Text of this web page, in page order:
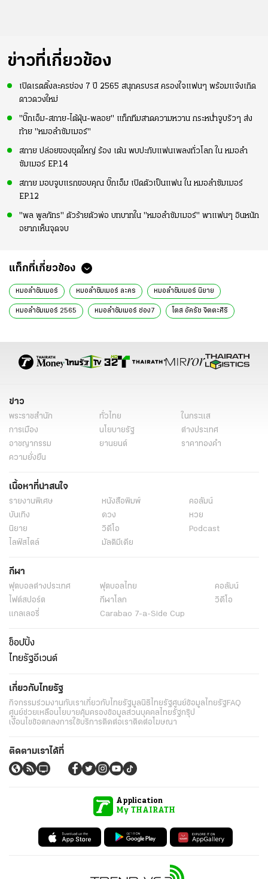
ข่าวที่เกี่ยวข้อง
เปิดเรตติ้งละครช่อง 7 ปี 2565 สนุกครบรส ครองใจแฟนๆ พร้อมแจ้งเกิด
ดาวดวงใหม่
"บิ๊กเอ็ม-สกาย-ไต้ฝุ่น-พลอย" แท็กทีมสาดความหวาน กระหน่ำจูบรัวๆ ส่ง
ท้าย "หมอลำซัมเมอร์"
สกาย ปล่อยของชุดใหญ่ ร้อง เต้น พบปะกับแฟนเพลงทั่วโลก ใน หมอลำ
ซัมเมอร์ EP.14
สกาย มอบจูบแรกขอบคุณ บิ๊กเอ็ม เปิดตัวเป็นแฟน ใน หมอลำซัมเมอร์
EP.12
"พล พูลภัทร" ตัวร้ายตัวพ่อ บทบาทใน "หมอลำซัมเมอร์" พาแฟนๆ อินหนัก
อยากเห็นจุดจบ
แท็กที่เกี่ยวข้อง
หมอลำซัมเมอร์ หมอลำซัมเมอร์ ละคร หมอลำซัมเมอร์ นิยาย
หมอลำซัมเมอร์ 2565 หมอลำซัมเมอร์ ช่อง7 โตส อัครัช จิตตะศิริ
ข่าว
พระราชสำนัก ทั่วไทย
ในกระแส
การเมือง
นโยบายรัฐ
ต่างประเทศ
อาชญากรรม
ยานยนต์
ราคาทองคำ
ความยั่งยืน
เนื้อหาที่น่าสนใจ
รายงานพิเศษ หนังสือพิมพ์
คอลัมน์
บันเทิง
ดวง
หวย
นิยาย
วิดีโอ
Podcast
ไลฟ์สไตล์
มัลติมีเดีย
กีฬา
ฟุตบอลต่่างประเทศ ฟุตบอลไทย
คอลัมน์
ไฟต์สปอร์ต
กีฬาโลก
วิดีโอ
แกลเลอรี่
Carabao 7-a-Side Cup
ช็อปปิ้ง
ไทยรัฐอีเวนต์
เกี่ยวกับไทยรัฐ
กิจกรรมร่วมงานกับเราเกี่ยวกับไทยรัฐมูลนิธิไทยรัฐศูนย์ข้อมูลไทยรัฐFAQ
ศูนย์ช่วยเหลือนโยบายคุ้มครองข้อมูลส่วนบุคคลไทยรัฐกรุ๊ป
เงื่อนไขข้อตกลงการใช้บริการติดต่อเราติดต่อโฆษณา
ติดตามเราได้ที่
Application
My THAIRATH